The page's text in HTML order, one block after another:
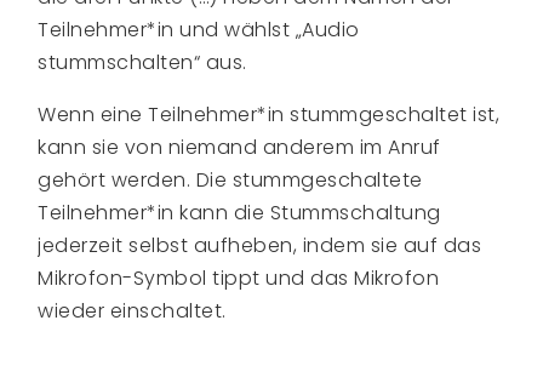
Teilnehmer*in und wählst „Audio
stummschalten“ aus.
Wenn eine Teilnehmer*in stummgeschaltet ist,
kann sie von niemand anderem im Anruf
gehört werden. Die stummgeschaltete
Teilnehmer*in kann die Stummschaltung
jederzeit selbst aufheben, indem sie auf das
Mikrofon-Symbol tippt und das Mikrofon
wieder einschaltet.